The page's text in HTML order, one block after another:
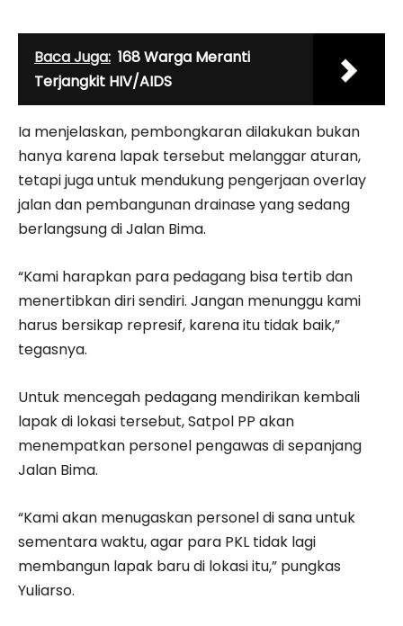
Baca Juga: 168 Warga Meranti
Terjangkit HIV/AIDS
Ia menjelaskan, pembongkaran dilakukan bukan
hanya karena lapak tersebut melanggar aturan,
tetapi juga untuk mendukung pengerjaan overlay
jalan dan pembangunan drainase yang sedang
berlangsung di Jalan Bima.
“Kami harapkan para pedagang bisa tertib dan
menertibkan diri sendiri. Jangan menunggu kami
harus bersikap represif, karena itu tidak baik,”
tegasnya.
Untuk mencegah pedagang mendirikan kembali
lapak di lokasi tersebut, Satpol PP akan
menempatkan personel pengawas di sepanjang
Jalan Bima.
“Kami akan menugaskan personel di sana untuk
sementara waktu, agar para PKL tidak lagi
membangun lapak baru di lokasi itu,” pungkas
Yuliarso.